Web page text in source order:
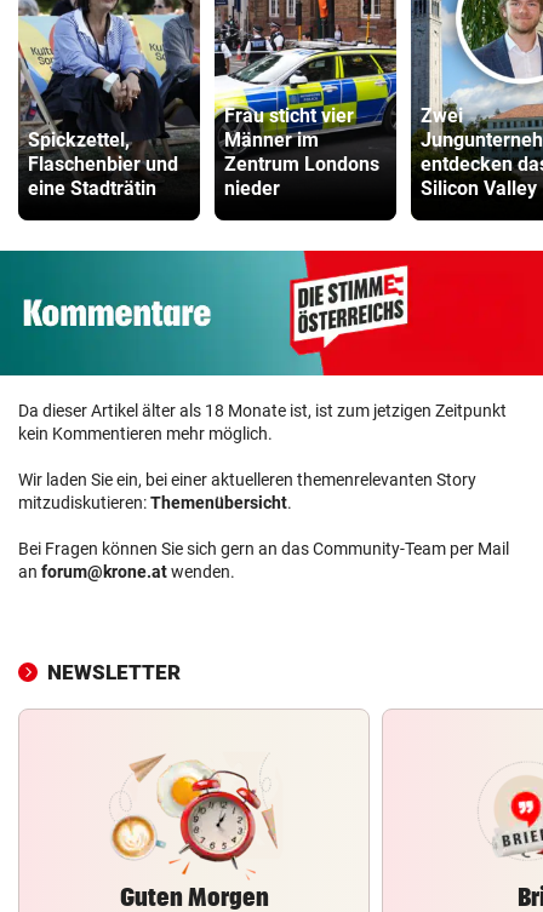
Spickzettel,
Flaschenbier und
eine Stadträtin
Frau sticht vier
Männer im
Zentrum Londons
nieder
Zwei
entdecken
Silicon Valley
Da dieser Artikel älter als 18 Monate ist, ist zum jetzigen Zeitpunkt
kein Kommentieren mehr möglich.
Wir laden Sie ein, bei einer aktuelleren themenrelevanten Story
mitzudiskutieren:Themenübersicht.
Bei Fragen können Sie sich gern an das Community-Team per Mail
an forum@krone.atwenden.
NEWSLETTER
Guten Morgen